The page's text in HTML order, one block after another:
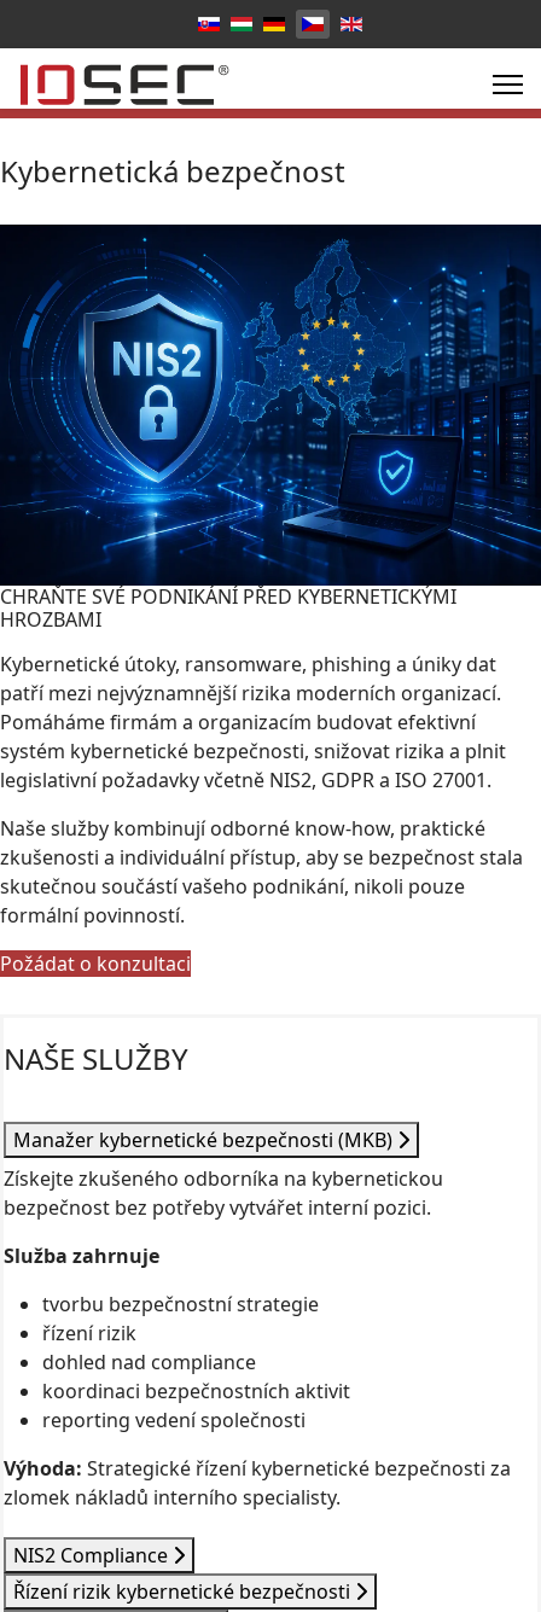
Zvolte jazyk
Kybernetická bezpečnost
CHRAŇTE SVÉ PODNIKÁNÍ PŘED KYBERNETICKÝMI
HROZBAMI
Kybernetické útoky, ransomware, phishing a úniky dat
patří mezi nejvýznamnější rizika moderních organizací.
Pomáháme firmám a organizacím budovat efektivní
systém kybernetické bezpečnosti, snižovat rizika a plnit
legislativní požadavky včetně NIS2, GDPR a ISO 27001.
Naše služby kombinují odborné know-how, praktické
zkušenosti a individuální přístup, aby se bezpečnost stala
skutečnou součástí vašeho podnikání, nikoli pouze
formální povinností.
Požádat o konzultaci
NAŠE SLUŽBY
Manažer kybernetické bezpečnosti (MKB)
Získejte zkušeného odborníka na kybernetickou
bezpečnost bez potřeby vytvářet interní pozici.
Služba zahrnuje
tvorbu bezpečnostní strategie
řízení rizik
dohled nad compliance
koordinaci bezpečnostních aktivit
reporting vedení společnosti
Výhoda: Strategické řízení kybernetické bezpečnosti za
zlomek nákladů interního specialisty.
NIS2 Compliance
Řízení rizik kybernetické bezpečnosti